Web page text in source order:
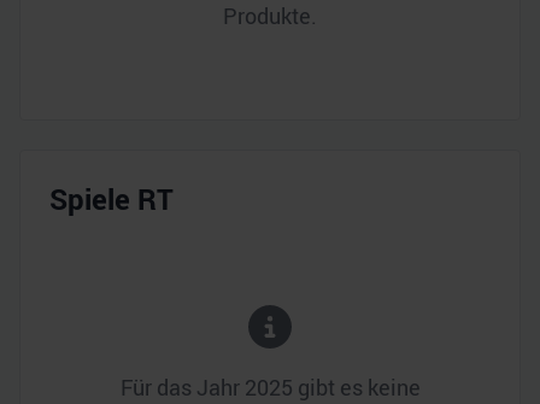
Produkte.
Spiele RT
Für das Jahr 2025 gibt es keine